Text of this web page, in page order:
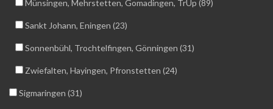
Münsingen, Mehrstetten, Gomadingen, TrÜp (89)
Sankt Johann, Eningen (23)
Sonnenbühl, Trochtelfingen, Gönningen (31)
Zwiefalten, Hayingen, Pfronstetten (24)
Sigmaringen (31)